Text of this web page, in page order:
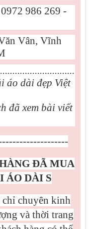
986 269 -
Vân, Vĩnh
áo dài đẹp Việt
đã xem bài viết
ĐÃ MUA
ÁO DÀI S
chuyên kinh
và thời trang